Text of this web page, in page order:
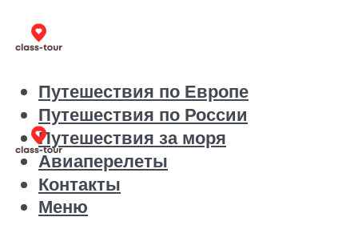
Путешествия по Европе
Путешествия по России
Путешествия за моря
Авиаперелеты
Контакты
Меню